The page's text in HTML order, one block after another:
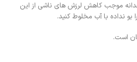
موجب کاهش لرزش های ناشی از این
بو نداده با آب مخلوط کنید.
است.